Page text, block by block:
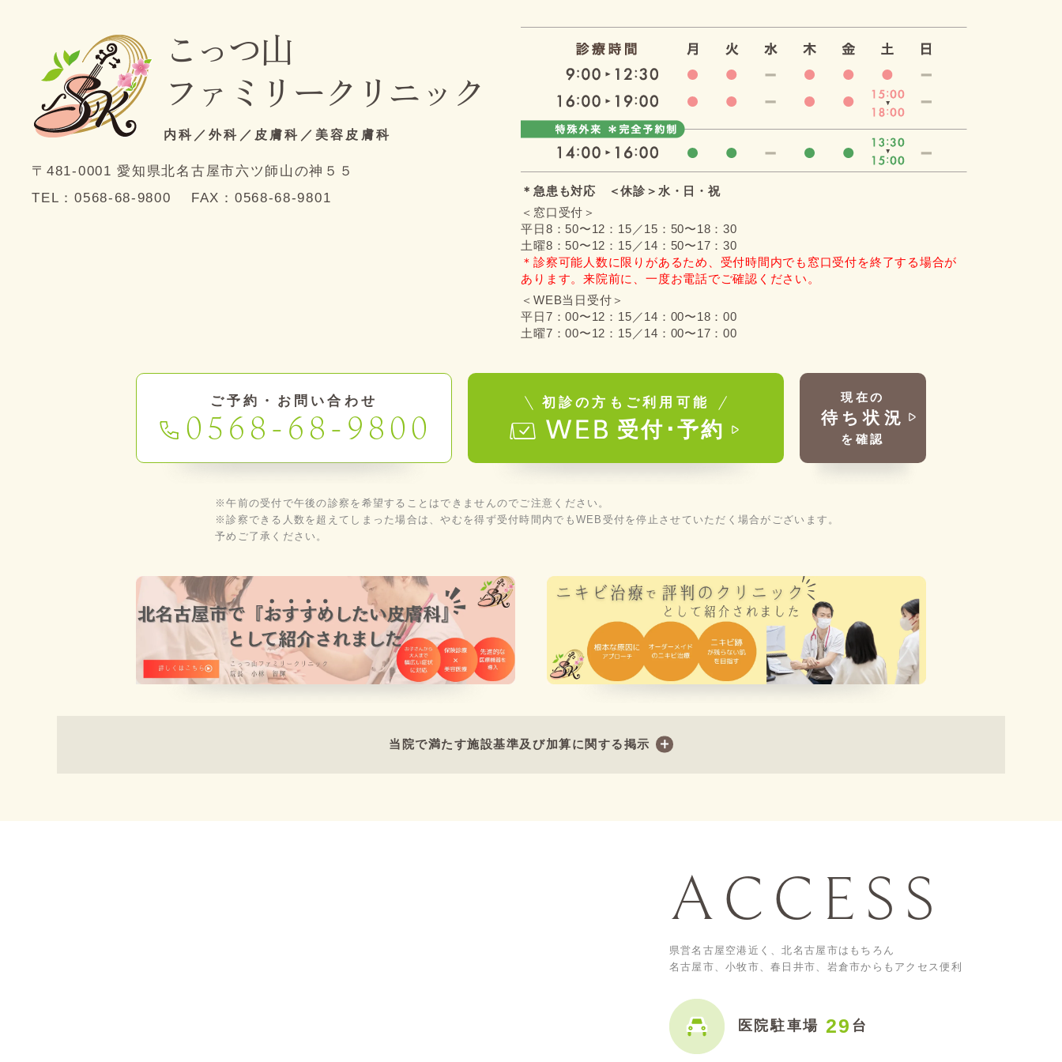
こっつ山
ファミリークリニック
内科／外科／皮膚科／美容皮膚科
〒481-0001愛知県北名古屋市六ツ師山の神５５
TEL：0568-68-9800 FAX：0568-68-9801
＊急患も対応 ＜休診＞水・日・祝
＜窓口受付＞
平日8：50〜12：15／15：50〜18：30
土曜8：50〜12：15／14：50〜17：30
＊診察可能人数に限りがあるため、受付時間内でも窓口受付を終了する場合が
あります。来院前に、一度お電話でご確認ください。
＜WEB当日受付＞
平日7：00〜12：15／14：00〜18：00
土曜7：00〜12：15／14：00〜17：00
ご予約・お問い合わせ
0568-68-9800
初診の方もご利用可能
受付･予約
現在の
待ち状況
を確認
※午前の受付で午後の診察を希望することはできませんのでご注意ください。
※診察できる人数を超えてしまった場合は、やむを得ず受付時間内でもWEB受付を停止させていただく場合がございます。
予めご了承ください。
当院で満たす施設基準及び加算に関する掲示
ACCESS
県営名古屋空港近く、北名古屋市はもちろん
名古屋市、小牧市、春日井市、岩倉市からもアクセス便利
医院駐車場 29 台